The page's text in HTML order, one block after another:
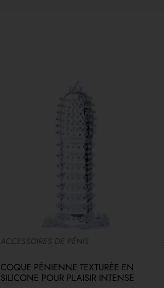
ACCESSOIRES DE PÉNIS
COQUE PÉNIENNE TEXTURÉE EN
SILICONE POUR PLAISIR INTENSE